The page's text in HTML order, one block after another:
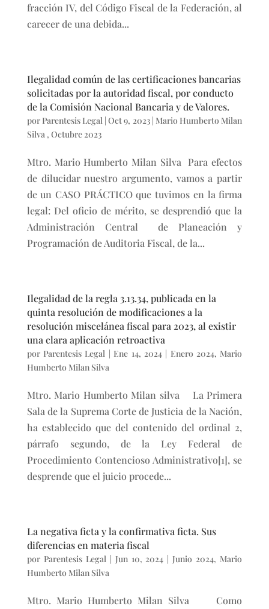
fracción IV, del Código Fiscal de la Federación, al
carecer de una debida...
Ilegalidad común de las certificaciones bancarias
solicitadas por la autoridad fiscal, por conducto
de la Comisión Nacional Bancaria y de Valores.
por Parentesis Legal |Oct 9, 2023| Mario Humberto Milan
Silva , Octubre 2023
Mtro. Mario Humberto Milan Silva Para efectos
de dilucidar nuestro argumento, vamos a partir
de un CASO PRÁCTICO que tuvimos en la firma
legal: Del oficio de mérito, se desprendió que la
Administración Central de Planeación y
Programación de Auditoria Fiscal, de la...
Ilegalidad de la regla 3.13.34, publicada en la
quinta resolución de modificaciones a la
resolución miscelánea fiscal para 2023, al existir
una clara aplicación retroactiva
por Parentesis Legal | Ene 14, 2024| Enero 2024, Mario
Humberto Milan Silva
Mtro. Mario Humberto Milan silva La Primera
Sala de la Suprema Corte de Justicia de la Nación,
ha establecido que del contenido del ordinal 2,
párrafo segundo, de la Ley Federal de
Procedimiento Contencioso Administrativo[1], se
desprende que el juicio procede...
La negativa ficta y la confirmativa ficta. Sus
diferencias en materia fiscal
por Parentesis Legal | Jun 10, 2024 |Junio 2024, Mario
Humberto Milan Silva
Mtro. Mario Humberto Milan Silva Como